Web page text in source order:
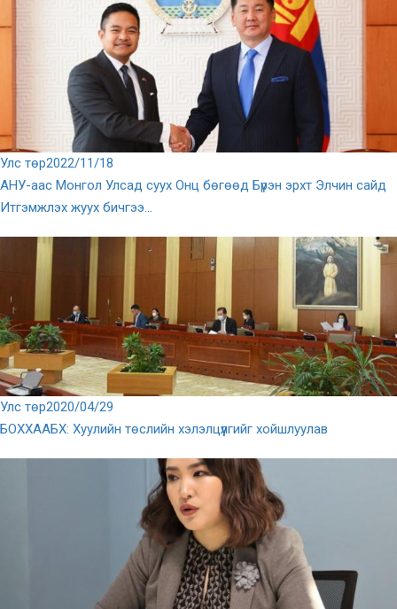
Улс төр2022/11/18
АНУ-аас Монгол Улсад суух Онц бөгөөд Бүрэн эрхт Элчин сайд
Итгэмжлэх жуух бичгээ...
Улс төр2020/04/29
БОХХААБХ: Хуулийн төслийн хэлэлцүүлгийг хойшлуулав